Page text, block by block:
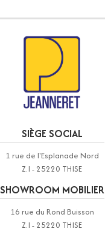
SIÈGE SOCIAL
1 rue de l'Esplanade Nord
Z.I - 25220 THISE
SHOWROOM MOBILIER
16 rue du Rond Buisson
Z.I - 25220 THISE